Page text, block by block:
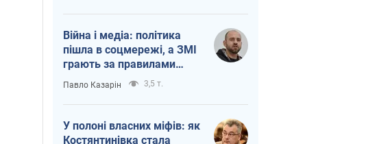
Війна і медіа: політика
пішла в соцмережі, а ЗМІ
грають за правилами
ютуб
Павло Казарін 3,5 т.
У полоні власних міфів: як
Костянтинівка стала